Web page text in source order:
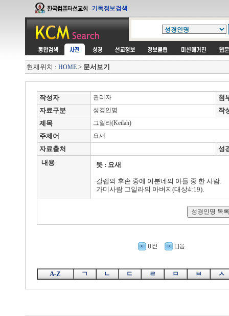
현재위치 : HOME > 문서보기
작성자 관리자
첨
자료구분
성경인명
작
제목
그일라(Keilah)
주제어 요새
자료출처
성
내용
뜻 : 요새
갈렙의 후손 중에 여분네의 아들 중 한 사람.
가미사람 그일라의 아버지(대상4:19).
A-Z ㄱ ㄴ ㄷ ㄹ ㅁ ㅂ ㅅ